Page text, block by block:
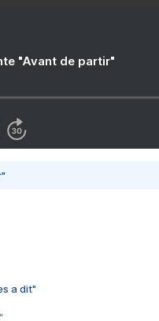
"Avant de partir"
a dit"